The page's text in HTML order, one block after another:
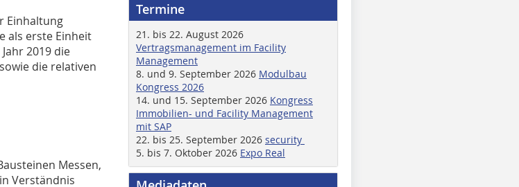
Einhaltung
als erste Einheit
2019 die
die relativen
Messen,
Verständnis
Termine
21. bis 22. August 2026
Vertragsmanagement im Facility
Management
8. und 9. September 2026 Modulbau
Kongress 2026
14. und 15. September 2026 Kongress
Immobilien- und Facility Management
mit SAP
22. bis 25. September 2026 security
5. bis 7. Oktober 2026 Expo Real